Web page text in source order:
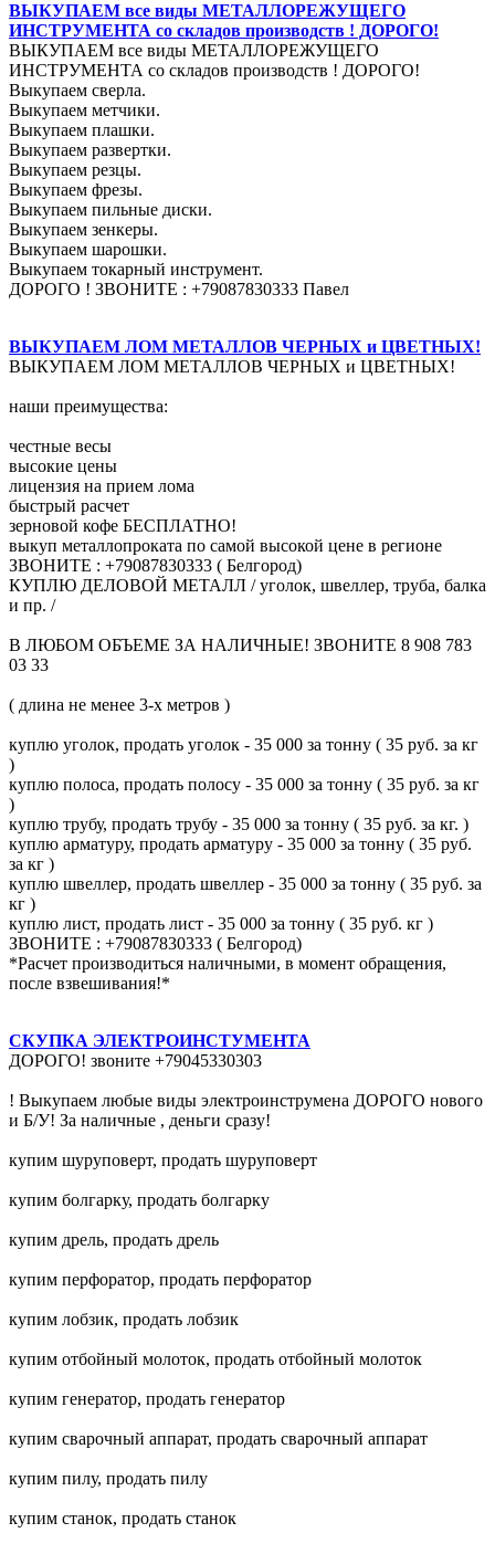
ВЫКУПАЕМ все виды МЕТАЛЛОРЕЖУЩЕГО
ИНСТРУМЕНТА со складов производств ! ДОРОГО!
ВЫКУПАЕМ все виды МЕТАЛЛОРЕЖУЩЕГО
ИНСТРУМЕНТА со складов производств ! ДОРОГО!
Выкупаем сверла.
Выкупаем метчики.
Выкупаем плашки.
Выкупаем развертки.
Выкупаем резцы.
Выкупаем фрезы.
Выкупаем пильные диски.
Выкупаем зенкеры.
Выкупаем шарошки.
Выкупаем токарный инструмент.
ДОРОГО ! ЗВОНИТЕ : +79087830333 Павел
ВЫКУПАЕМ ЛОМ МЕТАЛЛОВ ЧЕРНЫХ и ЦВЕТНЫХ!
ВЫКУПАЕМ ЛОМ МЕТАЛЛОВ ЧЕРНЫХ и ЦВЕТНЫХ!
наши преимущества:
честные весы
высокие цены
лицензия на прием лома
быстрый расчет
зерновой кофе БЕСПЛАТНО!
выкуп металлопроката по самой высокой цене в регионе
ЗВОНИТЕ : +79087830333 ( Белгород)
КУПЛЮ ДЕЛОВОЙ МЕТАЛЛ / уголок, швеллер, труба, балка
и пр. /
В ЛЮБОМ ОБЪЕМЕ ЗА НАЛИЧНЫЕ! ЗВОНИТЕ 8 908 783
03 33
( длина не менее 3-х метров )
куплю уголок, продать уголок - 35 000 за тонну ( 35 руб. за кг
)
куплю полоса, продать полосу - 35 000 за тонну ( 35 руб. за кг
)
куплю трубу, продать трубу - 35 000 за тонну ( 35 руб. за кг. )
куплю арматуру, продать арматуру - 35 000 за тонну ( 35 руб.
за кг )
куплю швеллер, продать швеллер - 35 000 за тонну ( 35 руб. за
кг )
куплю лист, продать лист - 35 000 за тонну ( 35 руб. кг )
ЗВОНИТЕ : +79087830333 ( Белгород)
*Расчет производиться наличными, в момент обращения,
после взвешивания!*
СКУПКА ЭЛЕКТРОИНСТУМЕНТА
ДОРОГО! звоните +79045330303
! Выкупаем любые виды электроинструмена ДОРОГО нового
и Б/У! За наличные , деньги сразу!
купим шуруповерт, продать шуруповерт
купим болгарку, продать болгарку
купим дрель, продать дрель
купим перфоратор, продать перфоратор
купим лобзик, продать лобзик
купим отбойный молоток, продать отбойный молоток
купим генератор, продать генератор
купим сварочный аппарат, продать сварочный аппарат
купим пилу, продать пилу
купим станок, продать станок